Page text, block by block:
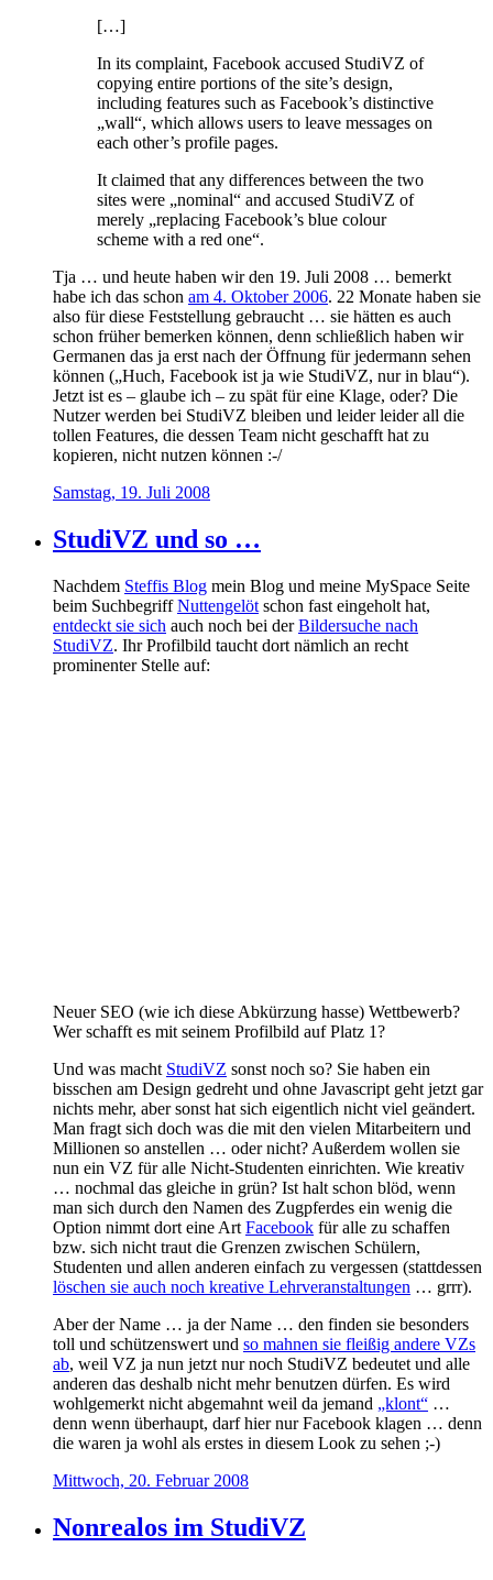
[…]
In its complaint, Facebook accused StudiVZ of
copying entire portions of the site’s design,
including features such as Facebook’s distinctive
„wall“, which allows users to leave messages on
each other’s profile pages.
It claimed that any differences between the two
sites were „nominal“ and accused StudiVZ of
merely „replacing Facebook’s blue colour
scheme with a red one“.
Tja … und heute haben wir den 19. Juli 2008 … bemerkt
habe ich das schon am 4. Oktober 2006. 22 Monate haben sie
also für diese Feststellung gebraucht … sie hätten es auch
schon früher bemerken können, denn schließlich haben wir
Germanen das ja erst nach der Öffnung für jedermann sehen
können („Huch, Facebook ist ja wie StudiVZ, nur in blau“).
Jetzt ist es – glaube ich – zu spät für eine Klage, oder? Die
Nutzer werden bei StudiVZ bleiben und leider leider all die
tollen Features, die dessen Team nicht geschafft hat zu
kopieren, nicht nutzen können :-/
Samstag, 19. Juli 2008
StudiVZ und so …
Nachdem Steffis Blog mein Blog und meine MySpace Seite
beim SuchbegriffNuttengelöt schon fast eingeholt hat,
entdeckt sie sich auch noch bei derBildersuche nach
StudiVZ. Ihr Profilbild taucht dort nämlich an recht
prominenter Stelle auf:
Neuer SEO (wie ich diese Abkürzung hasse) Wettbewerb?
Wer schafft es mit seinem Profilbild auf Platz 1?
Und was macht StudiVZ sonst noch so? Sie haben ein
bisschen am Design gedreht und ohne Javascript geht jetzt gar
nichts mehr, aber sonst hat sich eigentlich nicht viel geändert.
Man fragt sich doch was die mit den vielen Mitarbeitern und
Millionen so anstellen … oder nicht? Außerdem wollen sie
nun ein VZ für alle Nicht-Studenten einrichten. Wie kreativ
… nochmal das gleiche in grün? Ist halt schon blöd, wenn
man sich durch den Namen des Zugpferdes ein wenig die
Option nimmt dort eine Art Facebook für alle zu schaffen
bzw. sich nicht traut die Grenzen zwischen Schülern,
Studenten und allen anderen einfach zu vergessen (stattdessen
löschen sie auch noch kreative Lehrveranstaltungen … grrr).
Aber der Name … ja der Name … den finden sie besonders
toll und schützenswert und so mahnen sie fleißig andere VZs
ab, weil VZ ja nun jetzt nur noch StudiVZ bedeutet und alle
anderen das deshalb nicht mehr benutzen dürfen. Es wird
wohlgemerkt nicht abgemahnt weil da jemand „klont“ …
denn wenn überhaupt, darf hier nur Facebook klagen … denn
die waren ja wohl als erstes in diesem Look zu sehen ;-)
Mittwoch, 20. Februar 2008
Nonrealos im StudiVZ